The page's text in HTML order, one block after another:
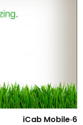
6
-
iCab Mobile